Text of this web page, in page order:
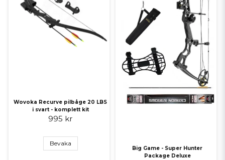
Wovoka Recurve pilbåge 20 LBS
i svart - komplett kit
995 kr
Bevaka
Big Game - Super Hunter
Package Deluxe